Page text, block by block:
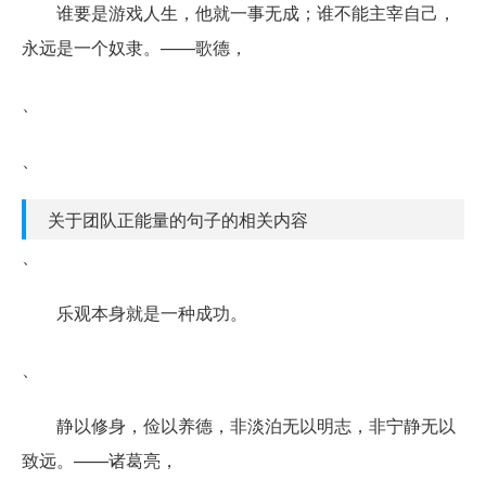
谁要是游戏人生，他就一事无成；谁不能主宰自己，
永远是一个奴隶。——歌德，
、
、
关于团队正能量的句子的相关内容
、
乐观本身就是一种成功。
、
静以修身，俭以养德，非淡泊无以明志，非宁静无以
致远。——诸葛亮，